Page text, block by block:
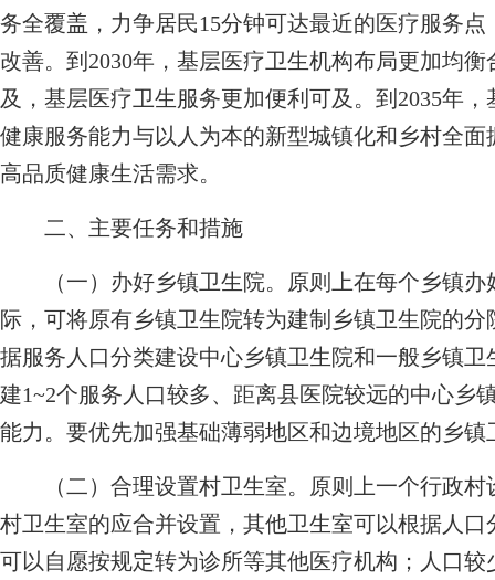
务全覆盖，力争居民15分钟可达最近的医疗服务
改善。到2030年，基层医疗卫生机构布局更加均
及，基层医疗卫生服务更加便利可及。到2035年
健康服务能力与以人为本的新型城镇化和乡村全
高品质健康生活需求。
二、主要任务和措施
（一）办好乡镇卫生院。原则上在每个乡镇办
际，可将原有乡镇卫生院转为建制乡镇卫生院的
据服务人口分类建设中心乡镇卫生院和一般乡镇
建1~2个服务人口较多、距离县医院较远的中心乡
能力。要优先加强基础薄弱地区和边境地区的乡镇
（二）合理设置村卫生室。原则上一个行政村
村卫生室的应合并设置，其他卫生室可以根据人
可以自愿按规定转为诊所等其他医疗机构；人口